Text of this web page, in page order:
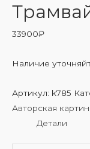
33900₽
Наличие
Артикул: k785
Авторская
Детали